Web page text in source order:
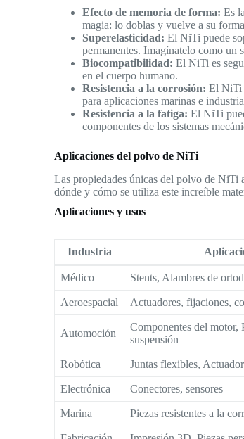
Efecto de memoria de forma: Es
magia: lo doblas y vuelve a su
Superelasticidad: El NiTi puede
permanentes. Imagínatelo como un
Biocompatibilidad: El NiTi es
en el cuerpo humano.
Resistencia a la corrosión: El NiTi
para aplicaciones marinas e
Resistencia a la fatiga: El NiTi
componentes de los sistemas
Aplicaciones del polvo de NiTi
Las propiedades únicas del polvo de NiTi
dónde y cómo se utiliza este increíble
Aplicaciones y usos
Industria
Médico Stents, Alambres de
Aeroespacial Actuadores, fijaciones,
Automoción
Componentes del motor,
suspensión
Robótica Juntas flexibles,
Electrónica Conectores, sensores
Marina Piezas resistentes a la